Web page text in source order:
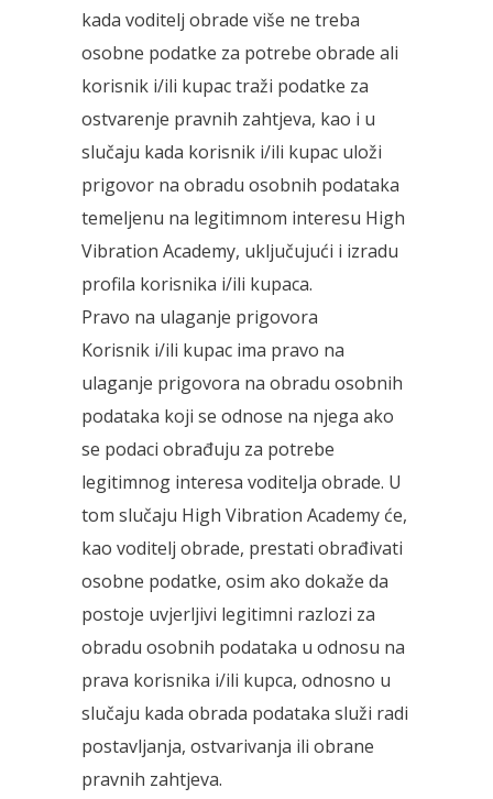
kada voditelj obrade više ne treba
osobne podatke za potrebe obrade ali
korisnik i/ili kupac traži podatke za
ostvarenje pravnih zahtjeva, kao i u
slučaju kada korisnik i/ili kupac uloži
prigovor na obradu osobnih podataka
temeljenu na legitimnom interesu High
Vibration Academy, uključujući i izradu
profila korisnika i/ili kupaca.
Pravo na ulaganje prigovora
Korisnik i/ili kupac ima pravo na
ulaganje prigovora na obradu osobnih
podataka koji se odnose na njega ako
se podaci obrađuju za potrebe
legitimnog interesa voditelja obrade. U
tom slučaju High Vibration Academy će,
kao voditelj obrade, prestati obrađivati
osobne podatke, osim ako dokaže da
postoje uvjerljivi legitimni razlozi za
obradu osobnih podataka u odnosu na
prava korisnika i/ili kupca, odnosno u
slučaju kada obrada podataka služi radi
postavljanja, ostvarivanja ili obrane
pravnih zahtjeva.